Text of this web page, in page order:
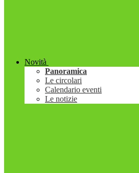
Novità
Panoramica
Le circolari
Calendario eventi
Le notizie